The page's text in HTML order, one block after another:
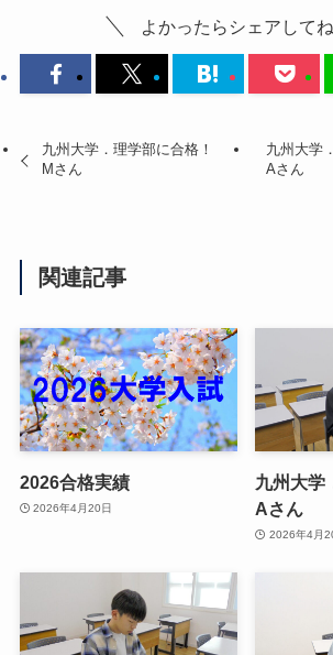
よかったらシェアしてね
九州大学．理学部に合格！
Mさん
九州大学
Aさん
関連記事
2026合格実績
2026年4月20日
九州大学
Aさん
2026年4月